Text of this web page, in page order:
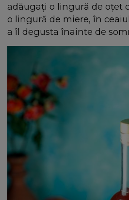
adăugați o lingură de oțet
o lingură de miere, în
a îl degusta înainte de